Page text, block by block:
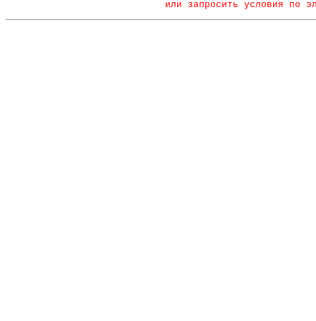
или запросить условия по